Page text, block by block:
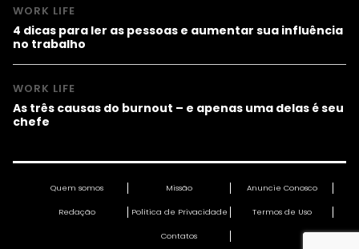
WORK LIFE
4 dicas para ler as pessoas e aumentar sua influência
no trabalho
WORK LIFE
As três causas do burnout – e apenas uma delas é seu
chefe
Quem somos Missão Anuncie Conosco
Redação Política de Privacidade Termos de Uso
Contatos